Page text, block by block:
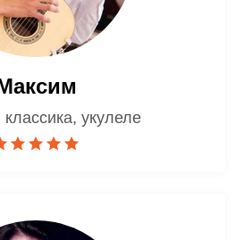
классика, укулеле